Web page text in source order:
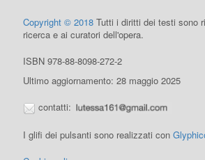
Copyright © 2018 Tutti i diritti dei testi sono
ricerca e ai curatori dell'opera.
ISBN 978-88-8098-272-2
Ultimo aggiornamento: 28 maggio 2025
contatti:
I glifi dei pulsanti sono realizzati con